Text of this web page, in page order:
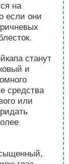
на
если они
станут
и
средства
или